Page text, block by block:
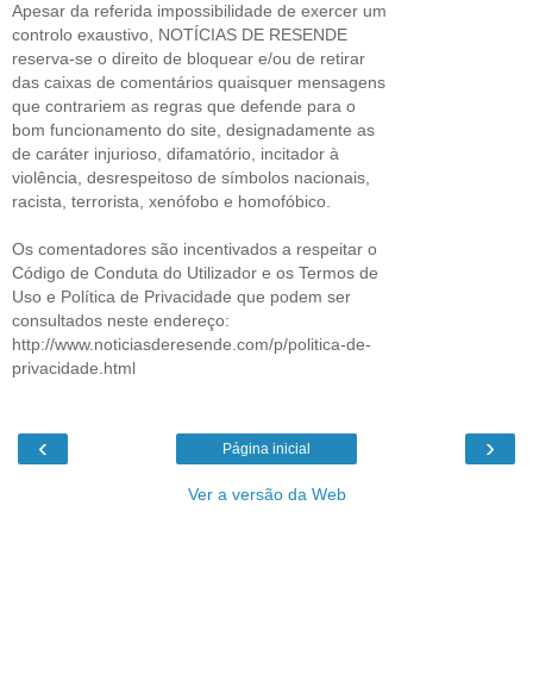
Apesar da referida impossibilidade de exercer um
controlo exaustivo, NOTÍCIAS DE RESENDE
reserva-se o direito de bloquear e/ou de retirar
das caixas de comentários quaisquer mensagens
que contrariem as regras que defende para o
bom funcionamento do site, designadamente as
de caráter injurioso, difamatório, incitador à
violência, desrespeitoso de símbolos nacionais,
racista, terrorista, xenófobo e homofóbico.
Os comentadores são incentivados a respeitar o
Código de Conduta do Utilizador e os Termos de
Uso e Política de Privacidade que podem ser
consultados neste endereço:
http://www.noticiasderesende.com/p/politica-de-
privacidade.html
‹ ›
Página inicial
Ver a versão da Web